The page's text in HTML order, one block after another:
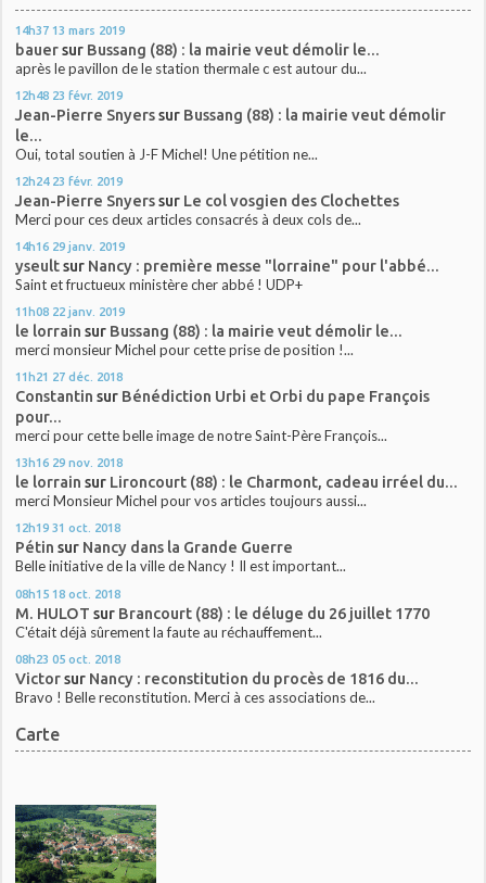
14h37 13 mars 2019
bauersur Bussang (88) : la mairie veut démolir le...
après le pavillon de le station thermale c est autour du...
12h48 23 févr. 2019
Jean-Pierre Snyerssur Bussang (88) : la mairie veut démolir
le...
Oui, total soutien à J-F Michel! Une pétition ne...
12h24 23 févr. 2019
Jean-Pierre Snyerssur Le col vosgien des Clochettes
Merci pour ces deux articles consacrés à deux cols de...
14h16 29 janv. 2019
yseultsur Nancy : première messe "lorraine" pour l'abbé...
Saint et fructueux ministère cher abbé ! UDP+
11h08 22 janv. 2019
le lorrain sur Bussang (88) : la mairie veut démolir le...
merci monsieur Michel pour cette prise de position !...
11h21 27 déc. 2018
Constantin sur Bénédiction Urbi et Orbi du pape François
pour...
merci pour cette belle image de notre Saint-Père François...
13h16 29 nov. 2018
le lorrain sur Lironcourt (88) : le Charmont, cadeau irréel du...
merci Monsieur Michel pour vos articles toujours aussi...
12h19 31 oct. 2018
Pétin sur Nancy dans la Grande Guerre
Belle initiative de la ville de Nancy ! Il est important...
08h15 18 oct. 2018
M. HULOT sur Brancourt (88) : le déluge du 26 juillet 1770
C'était déjà sûrement la faute au réchauffement...
08h23 05 oct. 2018
Victorsur Nancy : reconstitution du procès de 1816 du...
Bravo ! Belle reconstitution. Merci à ces associations de...
Carte